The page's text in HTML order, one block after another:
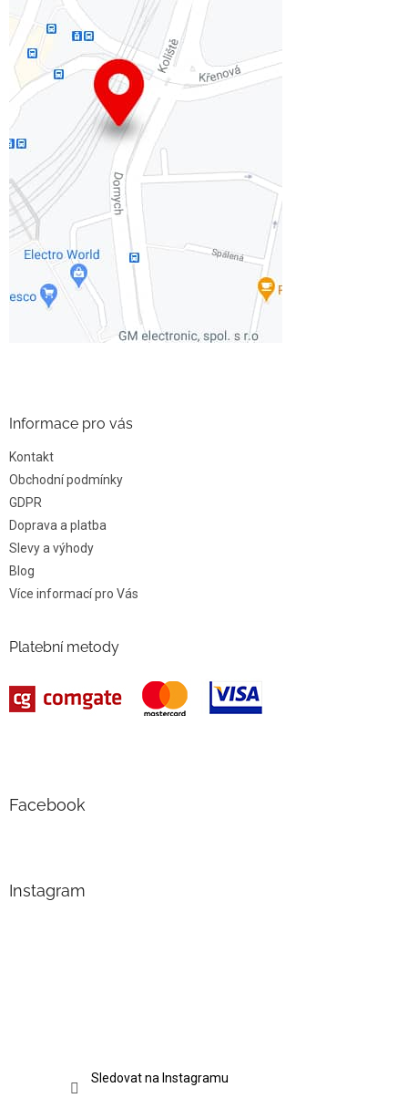
Informace pro vás
Kontakt
Obchodní podmínky
GDPR
Doprava a platba
Slevy a výhody
Blog
Více informací pro Vás
Platební metody
Facebook
Instagram
Sledovat na Instagramu